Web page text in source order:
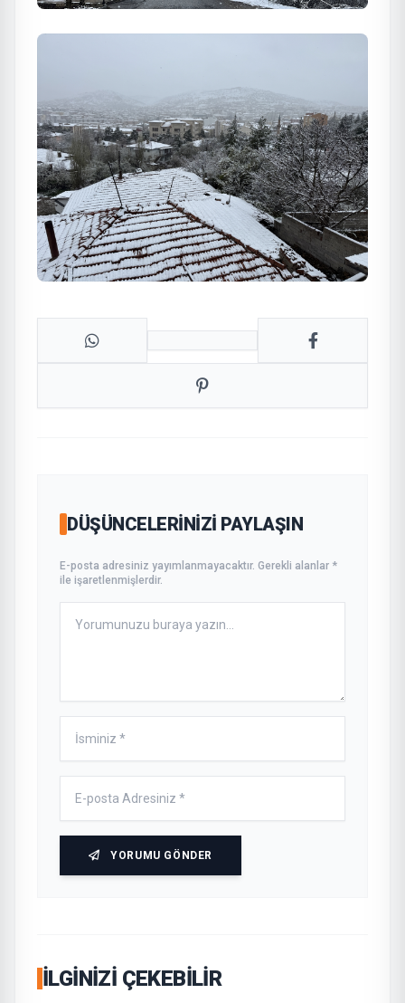
DÜŞÜNCELERINIZI PAYLAŞIN
E-posta adresiniz yayımlanmayacaktır. Gerekli alanlar *
ile işaretlenmişlerdir.
YORUMU GÖNDER
İLGINIZI ÇEKEBILIR